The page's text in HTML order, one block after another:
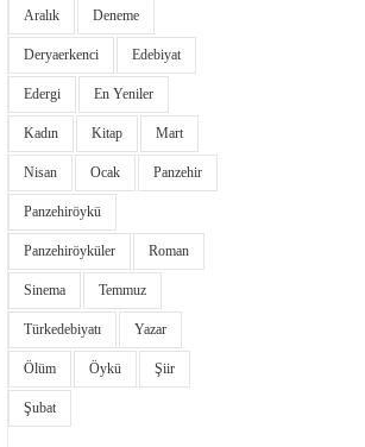
Aralık Deneme
Deryaerkenci Edebiyat
Edergi En Yeniler
Kadın Kitap Mart
Nisan Ocak Panzehir
Panzehiröykü
Panzehiröyküler Roman
Sinema Temmuz
Türkedebiyatı Yazar
Ölüm Öykü Şiir
Şubat